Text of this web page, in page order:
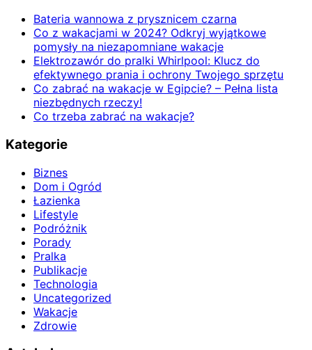
Bateria wannowa z prysznicem czarna
Co z wakacjami w 2024? Odkryj wyjątkowe
pomysły na niezapomniane wakacje
Elektrozawór do pralki Whirlpool: Klucz do
efektywnego prania i ochrony Twojego sprzętu
Co zabrać na wakacje w Egipcie? – Pełna lista
niezbędnych rzeczy!
Co trzeba zabrać na wakacje?
Kategorie
Biznes
Dom i Ogród
Łazienka
Lifestyle
Podróżnik
Porady
Pralka
Publikacje
Technologia
Uncategorized
Wakacje
Zdrowie